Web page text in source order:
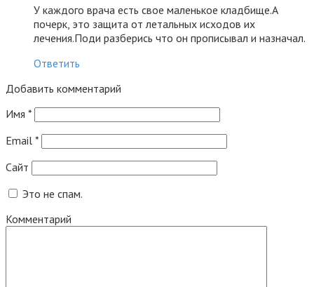
У каждого врача есть свое маленькое кладбище.А
почерк, это защита от летальных исходов их
лечения.Поди разберись что он прописывал и назначал.
Ответить
Добавить комментарий
Имя *
Email *
Сайт
Это не спам.
Комментарий